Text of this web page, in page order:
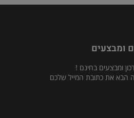
ומבצעים
ומבצעים בחינם !
הבא את כתובת המייל שלכם